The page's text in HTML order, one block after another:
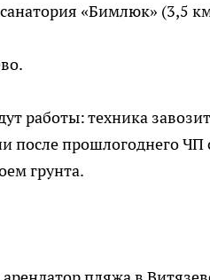
«Бимлюк» (3,5
работы: техника
после прошлогоднего
грунта.